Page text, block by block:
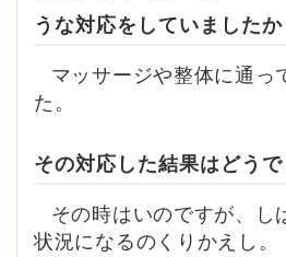
うな対応をしていましたか
マッサージや整体に通っ
た。
その対応した結果はどうで
その時はいのですが、し
状況になるのくりかえし。